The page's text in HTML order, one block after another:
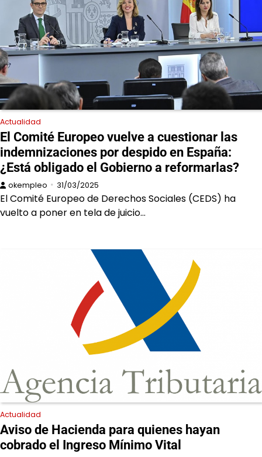
Actualidad
El Comité Europeo vuelve a cuestionar las
indemnizaciones por despido en España:
¿Está obligado el Gobierno a reformarlas?
okempleo 31/03/2025
El Comité Europeo de Derechos Sociales (CEDS) ha
vuelto a poner en tela de juicio…
Actualidad
Aviso de Hacienda para quienes hayan
cobrado el Ingreso Mínimo Vital